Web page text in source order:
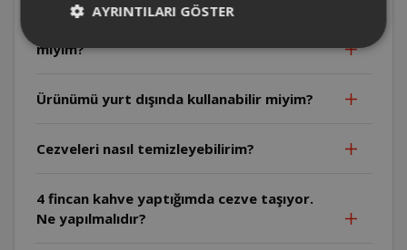
miyim?
Ürünümü yurt dışında kullanabilir miyim?
Cezveleri nasıl temizleyebilirim?
4 fincan kahve yaptığımda cezve taşıyor.
Ne yapılmalıdır?
AYRINTILARI GÖSTER